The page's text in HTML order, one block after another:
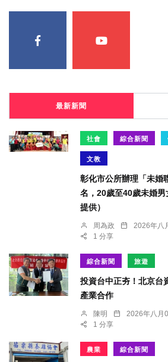
最新新聞
社會 綜合新聞
文教
彰化市公所辦理「未婚
名，20歲至40歲未婚
提供）
周為政 2026年八
1 分享
綜合新聞 旅遊
投資台中正夯！北京台
產業合作
陳明 2026年八月
1 分享
農業 綜合新聞